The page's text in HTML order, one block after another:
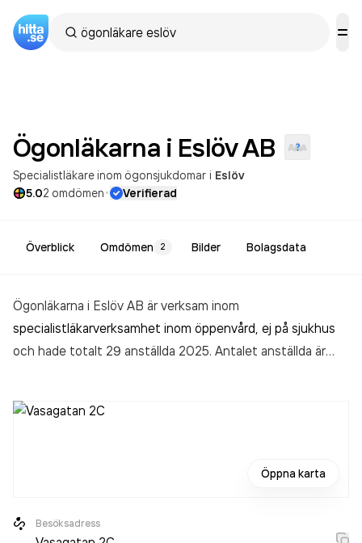
Ögonläkarna i EslövAB
Specialistläkare inom ögonsjukdomar i Eslöv
5.02 omdömen· Verifierad
Överblick Omdömen 2 Bilder Bolagsdata
Ögonläkarna i Eslöv AB är verksam inom
specialistläkarverksamhet inom öppenvård, ej på sjukhus
och hade totalt 29 anställda 2025. Antalet anställda är
38 932 000,00 kr
Öppna karta
Besöksadress